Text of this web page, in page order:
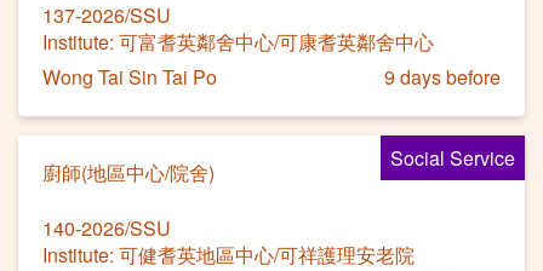
137-2026/SSU
Institute: 可富耆英鄰舍中心/可康耆英鄰舍中心
Wong Tai Sin Tai Po
9 days before
Social Service
廚師(地區中心/院舍)
140-2026/SSU
Institute: 可健耆英地區中心/可祥護理安老院